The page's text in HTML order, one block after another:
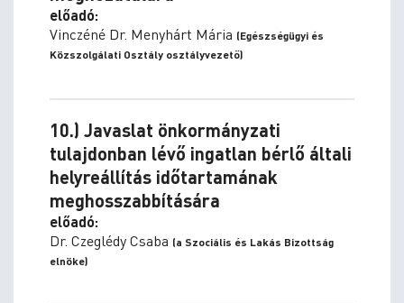
előadó:
Vinczéné Dr. Menyhárt Mária (Egészségügyi és
Közszolgálati Osztály osztályvezető)
10.) Javaslat önkormányzati
tulajdonban lévő ingatlan bérlő általi
helyreállítás időtartamának
meghosszabbítására
előadó:
Dr. Czeglédy Csaba (a Szociális és Lakás Bizottság
elnöke)